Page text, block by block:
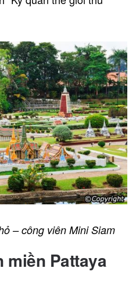
– công viên Mini Siam
miền Pattaya